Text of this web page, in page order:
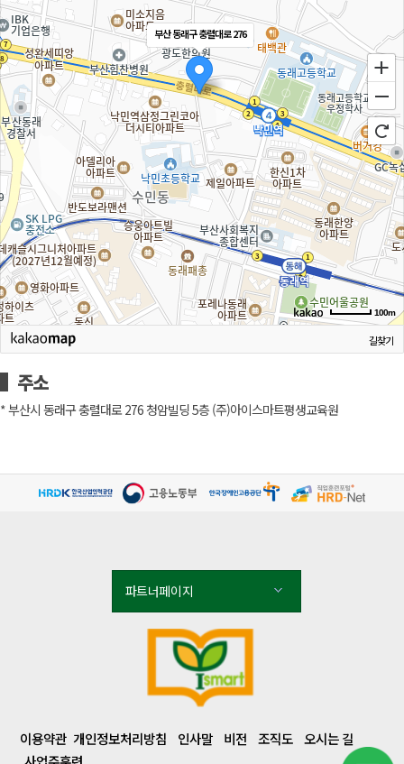
부산 동래구 충렬대로 276
100m
길찾기
주소
* 부산시 동래구 충렬대로 276 청암빌딩 5층 (주)아이스마트평생교육원
파트너페이지
이용약관 개인정보처리방침 인사말 비전 조직도 오시는 길